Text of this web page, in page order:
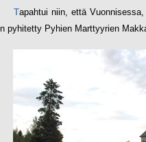
Tapahtui niin, että
pyhitetty Pyhien Marttyyrien